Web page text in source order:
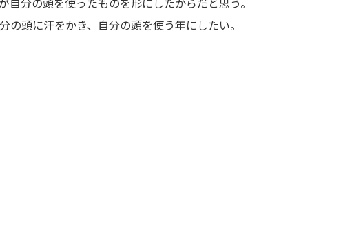
の頭に汗をかき、自分の頭を使う年にしたい。